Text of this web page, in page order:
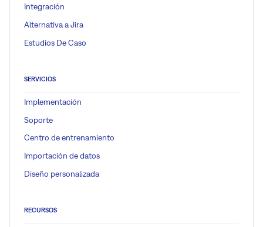
Integración
Alternativa a Jira
Estudios De Caso
SERVICIOS
Implementación
Soporte
Centro de entrenamiento
Importación de datos
Diseño personalizada
RECURSOS